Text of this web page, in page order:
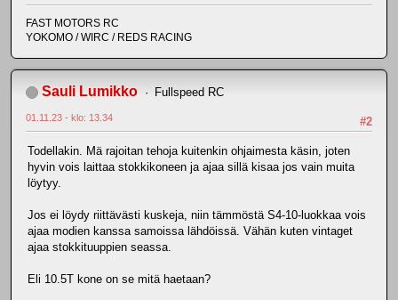
FAST MOTORS RC
YOKOMO / WIRC / REDS RACING
Sauli Lumikko Fullspeed RC
#2
01.11.23 - klo: 13.34
Todellakin. Mä rajoitan tehoja kuitenkin ohjaimesta käsin, joten
hyvin vois laittaa stokkikoneen ja ajaa sillä kisaa jos vain muita
löytyy.
Jos ei löydy riittävästi kuskeja, niin tämmöstä S4-10-luokkaa vois
ajaa modien kanssa samoissa lähdöissä. Vähän kuten vintaget
ajaa stokkituuppien seassa.
Eli 10.5T kone on se mitä haetaan?